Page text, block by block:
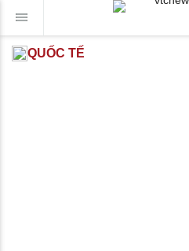
QUỐC TẾ